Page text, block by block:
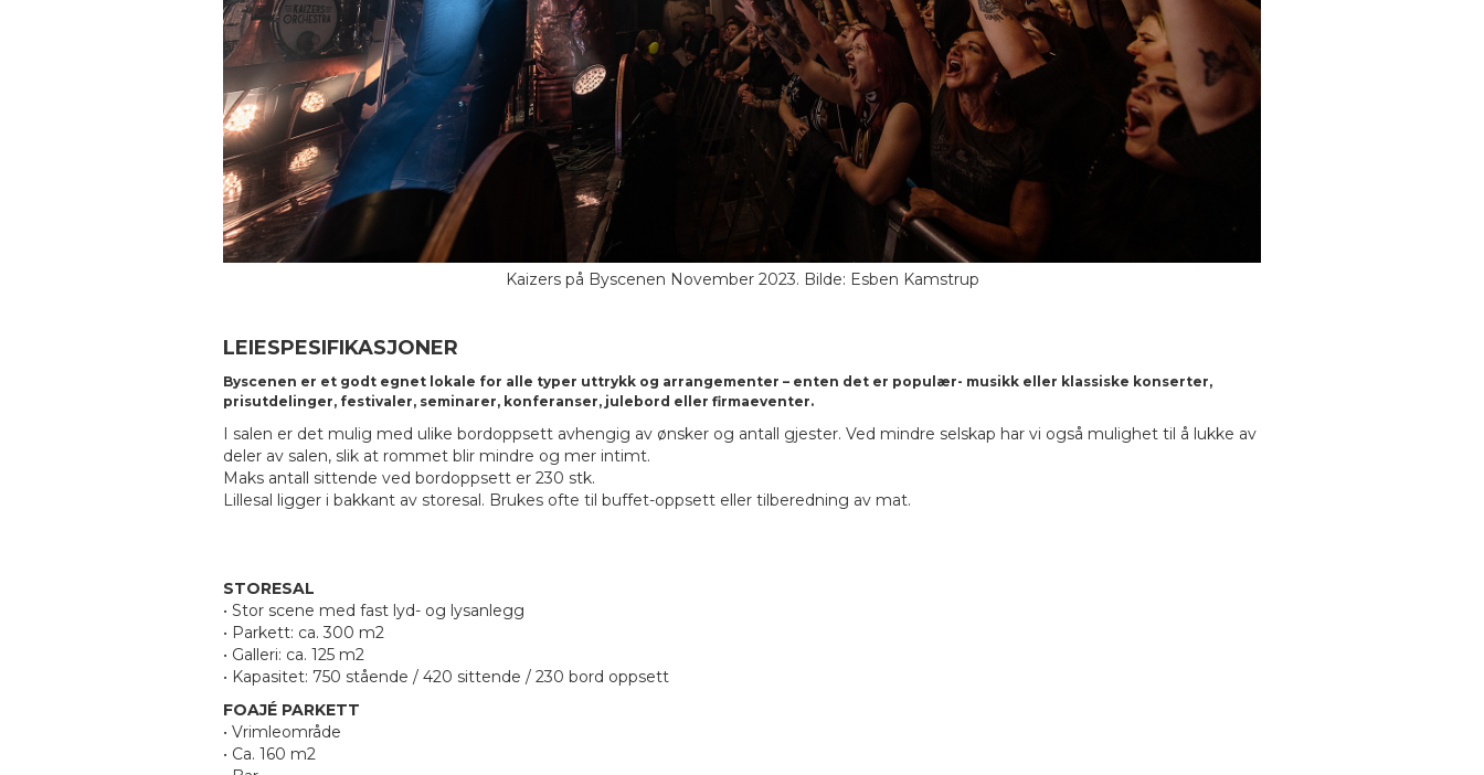
Kaizers på Byscenen November 2023. Bilde: Esben Kamstrup
LEIESPESIFIKASJONER
Byscenen er et godt egnet lokale for alle typer uttrykk og arrangementer – enten det er populær- musikk eller klassiske konserter,
prisutdelinger, festivaler, seminarer, konferanser, julebord eller firmaeventer.
I salen er det mulig med ulike bordoppsett avhengig av ønsker og antall gjester. Ved mindre selskap har vi også mulighet til å lukke av
deler av salen, slik at rommet blir mindre og mer intimt.
Maks antall sittende ved bordoppsett er 230 stk.
Lillesal ligger i bakkant av storesal. Brukes ofte til buffet-oppsett eller tilberedning av mat.
STORESAL
• Stor scene med fast lyd- og lysanlegg
• Parkett: ca. 300 m2
• Galleri: ca. 125 m2
• Kapasitet: 750 stående / 420 sittende / 230 bord oppsett
FOAJÉ PARKETT
• Vrimleområde
• Ca. 160 m2